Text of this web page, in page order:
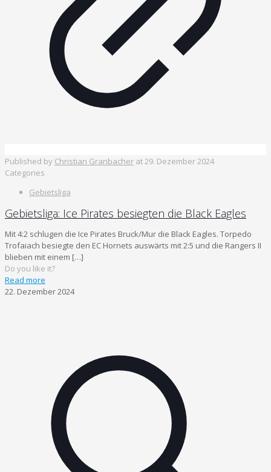
Published by Christian Granbacher at29. Dezember 2024
Categories
Gebietsliga
Gebietsliga: Ice Pirates besiegten die Black Eagles
Mit 4:2 schlugen die Ice Pirates Bruck/Mur die Black Eagles. Torpedo
Trofaiach besiegte den EC Hornets auswärts mit 2:5 und die Rangers II
blieben mit einem […]
Do you like it?
Read more
22. Dezember 2024